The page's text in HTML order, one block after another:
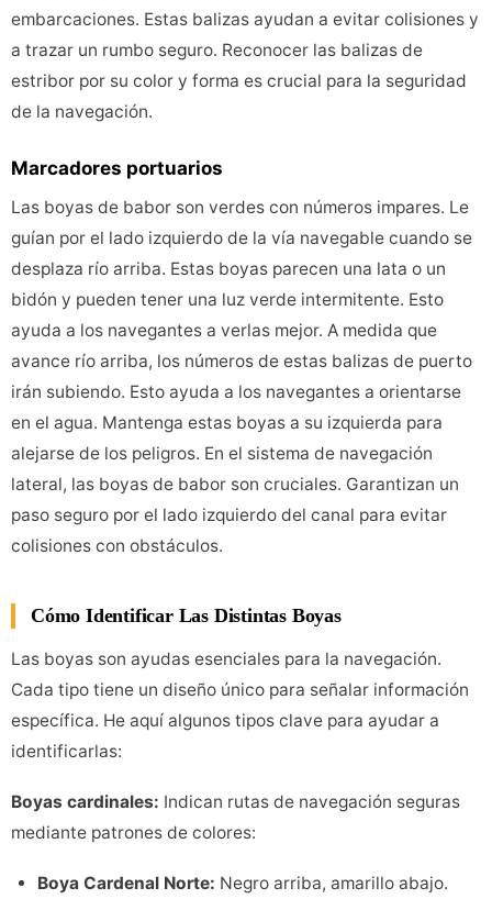
embarcaciones. Estas balizas ayudan a evitar colisiones y
a trazar un rumbo seguro. Reconocer las balizas de
estribor por su color y forma es crucial para la seguridad
de la navegación.
Marcadores portuarios
Las boyas de babor son verdes con números impares. Le
guían por el lado izquierdo de la vía navegable cuando se
desplaza río arriba. Estas boyas parecen una lata o un
bidón y pueden tener una luz verde intermitente. Esto
ayuda a los navegantes a verlas mejor. A medida que
avance río arriba, los números de estas balizas de puerto
irán subiendo. Esto ayuda a los navegantes a orientarse
en el agua. Mantenga estas boyas a su izquierda para
alejarse de los peligros. En el sistema de navegación
lateral, las boyas de babor son cruciales. Garantizan un
paso seguro por el lado izquierdo del canal para evitar
colisiones con obstáculos.
Cómo Identificar Las Distintas Boyas
Las boyas son ayudas esenciales para la navegación.
Cada tipo tiene un diseño único para señalar información
específica. He aquí algunos tipos clave para ayudar a
identificarlas:
Boyas cardinales: Indican rutas de navegación seguras
mediante patrones de colores:
Boya Cardenal Norte: Negro arriba, amarillo abajo.